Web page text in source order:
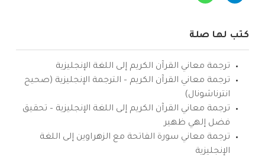
كتب لها صلة
ترجمة معاني القرآن الكريم إلى اللغة الإنجليزية
ترجمة معاني القرآن الكريم – الترجمة الإنجليزية (صحيح
انترناشونال)
ترجمة معاني القرآن الكريم إلى اللغة الإنجليزية – تحقيق
فضل إلهي ظهير
ترجمة معاني سورة الفاتحة مع الزهراوين إلى اللغة
الإنجليزية